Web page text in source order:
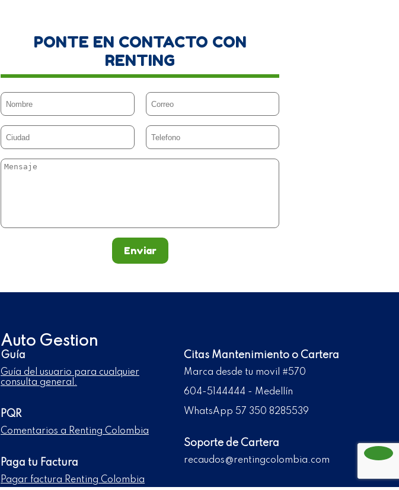
PONTE EN CONTACTO CON
RENTING
Enviar
Auto Gestion
Guía
Guía del usuario para cualquier
consulta general.
PQR
Comentarios a Renting Colombia
Paga tu Factura
Pagar factura Renting Colombia
Citas Mantenimiento o Cartera
Marca desde tu movil #570
604-5144444 - Medellín
WhatsApp 57 350 8285539
Soporte de Cartera
recaudos@rentingcolombia.com